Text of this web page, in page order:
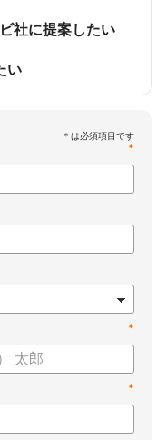
社に提案したい
い
*
*
*